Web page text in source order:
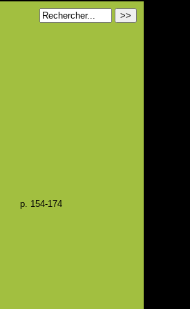
p. 154-174